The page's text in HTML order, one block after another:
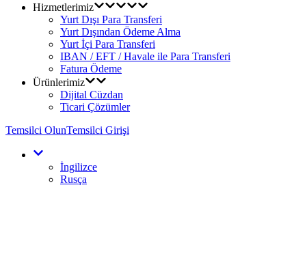
Hizmetlerimiz
Yurt Dışı Para Transferi
Yurt Dışından Ödeme Alma
Yurt İçi Para Transferi
IBAN / EFT / Havale ile Para Transferi
Fatura Ödeme
Ürünlerimiz
Dijital Cüzdan
Ticari Çözümler
Temsilci OlunTemsilci Girişi
İngilizce
Rusça